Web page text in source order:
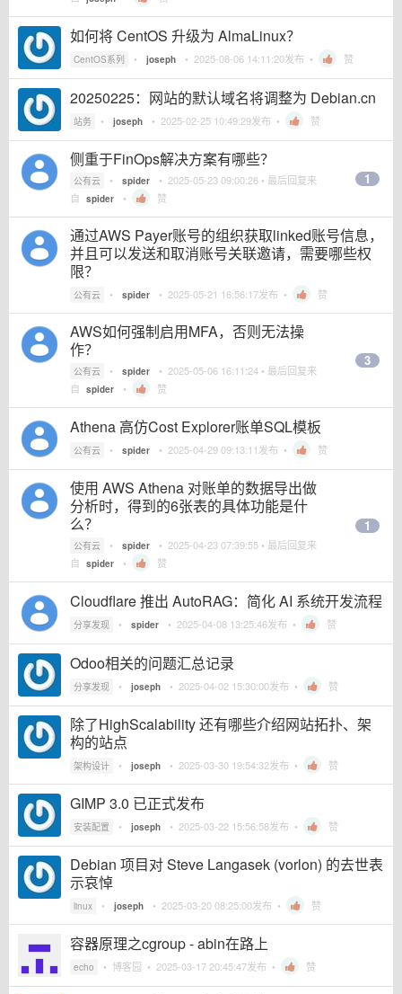
如何将 CentOS 升级为 AlmaLinux？
CentOS系列 • joseph • 2025-08-06 14:11:20发布 • 赞
20250225：网站的默认域名将调整为 Debian.cn
站务 • joseph • 2025-02-25 10:49:29发布 • 赞
侧重于FinOps解决方案有哪些？
公有云 • spider • 2025-05-23 09:00:26 • 最后回复来
自 spider • 赞
1
通过AWS Payer账号的组织获取linked账号信息，
并且可以发送和取消账号关联邀请，需要哪些权
限？
公有云 • spider • 2025-05-21 16:56:17发布 • 赞
AWS如何强制启用MFA，否则无法操
作？
公有云 • spider • 2025-05-06 16:11:24 • 最后回复来
自 spider • 赞
3
Athena 高仿Cost Explorer账单SQL模板
公有云 • spider • 2025-04-29 09:13:11发布 • 赞
使用 AWS Athena 对账单的数据导出做
分析时，得到的6张表的具体功能是什
么？
公有云 • spider • 2025-04-23 07:39:55 • 最后回复来
自 spider • 赞
1
Cloudflare 推出 AutoRAG：简化 AI 系统开发流程
分享发现 • spider • 2025-04-08 13:25:46发布 • 赞
Odoo相关的问题汇总记录
分享发现 • joseph • 2025-04-02 15:30:00发布 • 赞
除了HighScalability 还有哪些介绍网站拓扑、架
构的站点
架构设计 • joseph • 2025-03-30 19:54:32发布 • 赞
GIMP 3.0 已正式发布
安装配置 • joseph • 2025-03-22 15:56:58发布 • 赞
Debian 项目对 Steve Langasek (vorlon) 的去世表
示哀悼
linux • joseph • 2025-03-20 08:25:00发布 • 赞
容器原理之cgroup - abin在路上
echo • 博客园 • 2025-03-17 20:45:47发布 • 赞